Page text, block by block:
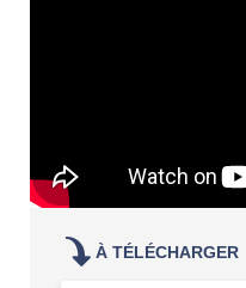
À TÉLÉCHARGER